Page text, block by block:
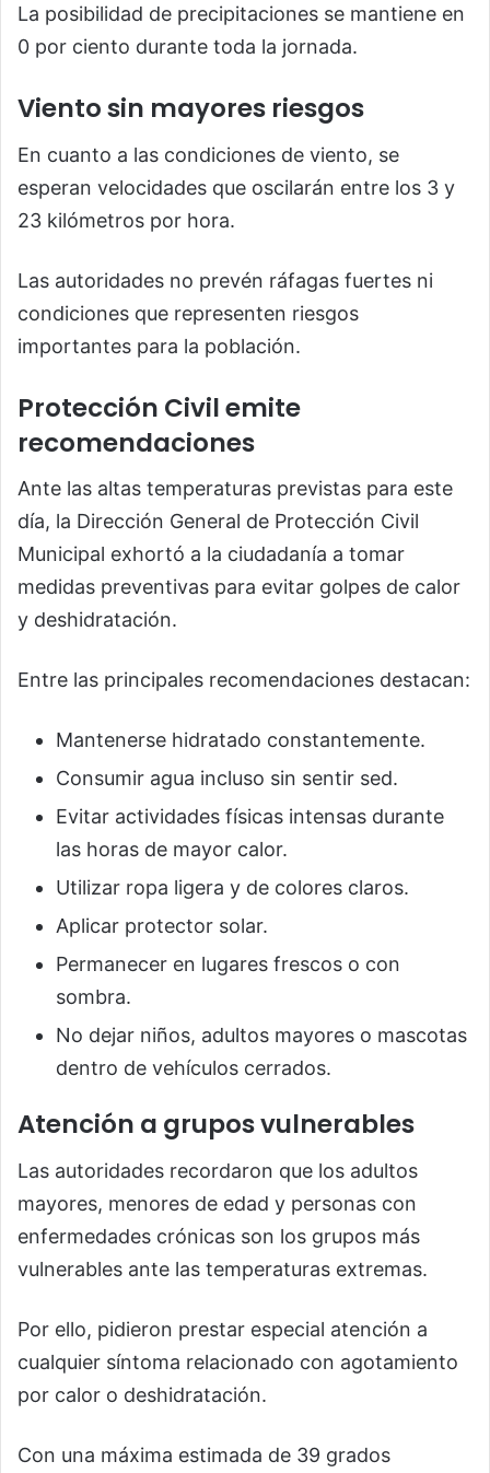
La posibilidad de precipitaciones se mantiene en
0 por ciento durante toda la jornada.
Viento sin mayores riesgos
En cuanto a las condiciones de viento, se
esperan velocidades que oscilarán entre los 3 y
23 kilómetros por hora.
Las autoridades no prevén ráfagas fuertes ni
condiciones que representen riesgos
importantes para la población.
Protección Civil emite
recomendaciones
Ante las altas temperaturas previstas para este
día, la Dirección General de Protección Civil
Municipal exhortó a la ciudadanía a tomar
medidas preventivas para evitar golpes de calor
y deshidratación.
Entre las principales recomendaciones destacan:
Mantenerse hidratado constantemente.
Consumir agua incluso sin sentir sed.
Evitar actividades físicas intensas durante
las horas de mayor calor.
Utilizar ropa ligera y de colores claros.
Aplicar protector solar.
Permanecer en lugares frescos o con
sombra.
No dejar niños, adultos mayores o mascotas
dentro de vehículos cerrados.
Atención a grupos vulnerables
Las autoridades recordaron que los adultos
mayores, menores de edad y personas con
enfermedades crónicas son los grupos más
vulnerables ante las temperaturas extremas.
Por ello, pidieron prestar especial atención a
cualquier síntoma relacionado con agotamiento
por calor o deshidratación.
Con una máxima estimada de 39 grados